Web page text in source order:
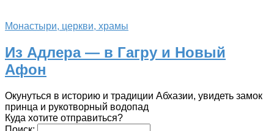
Монастыри, церкви, храмы
Из Адлера — в Гагру и Новый
Афон
Окунуться в историю и традиции Абхазии, увидеть замок
принца и рукотворный водопад
Куда хотите отправиться?